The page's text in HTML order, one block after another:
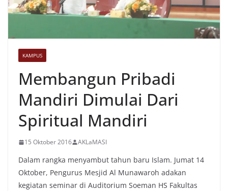
KAMPUS
Membangun Pribadi
Mandiri Dimulai Dari
Spiritual Mandiri
15 Oktober 2016 AKLaMASI
Dalam rangka menyambut tahun baru Islam. Jumat 14
Oktober, Pengurus Mesjid Al Munawaroh adakan
kegiatan seminar di Auditorium Soeman HS Fakultas